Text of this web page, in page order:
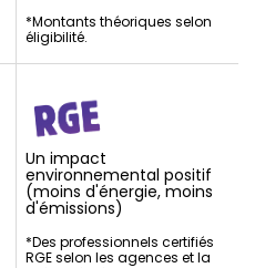
*Montants théoriques selon
éligibilité.
Un impact
environnemental positif
(moins d'énergie, moins
d'émissions)
*Des professionnels certifiés
RGE selon les agences et la